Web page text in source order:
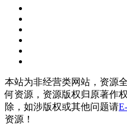
本站为非经营类网站，资源
何资源，资源版权归原著作
除，如涉版权或其他问题请
资源！